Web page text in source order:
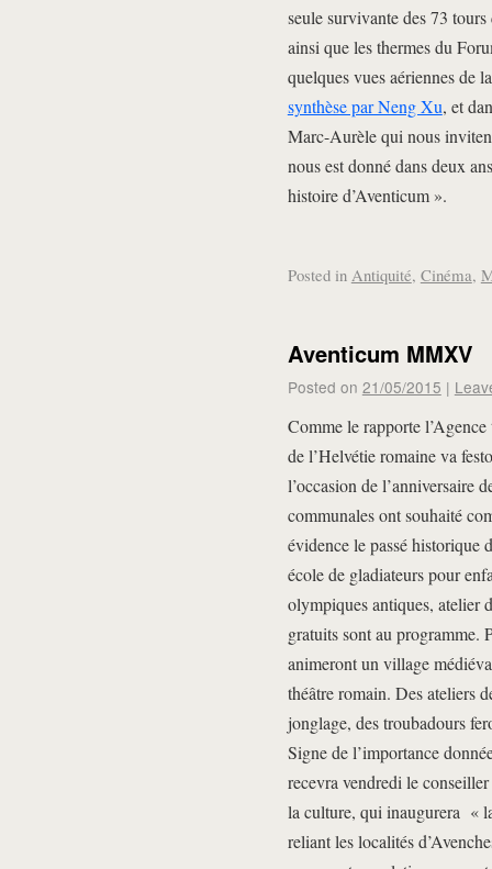
seule survivante des 73
ainsi que les thermes du
quelques vues aériennes de
synthèse par Neng Xu, et
Marc-Aurèle qui nous
nous est donné dans deux
histoire d’Aventicum ».
Posted in Antiquité, Cinéma,
Aventicum MMXV
Posted on 21/05/2015 |
Comme le rapporte
de l’Helvétie romaine va
l’occasion de l’anniversaire
communales ont souhaité
évidence le passé historique
école de gladiateurs pour
olympiques antiques, atelier
gratuits sont au programme.
animeront un village
théâtre romain. Des ateliers
jonglage, des troubadours
Signe de l’importance
recevra vendredi le
la culture, qui inaugurera «
reliant les localités